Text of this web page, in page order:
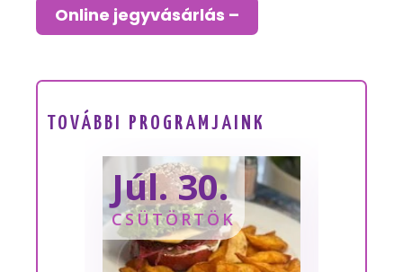
Online jegyvásárlás –
TOVÁBBI PROGRAMJAINK
Júl. 30.
CSÜTÖRTÖK